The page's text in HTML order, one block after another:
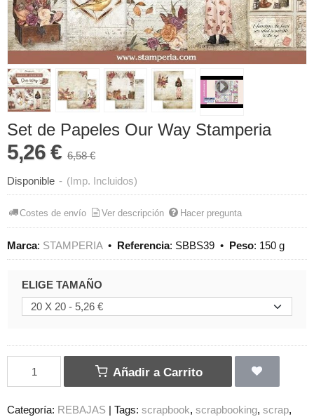
Set de Papeles Our Way Stamperia
5,26 € 6,58 €
Disponible - (Imp. Incluidos)
Costes de envío Ver descripción Hacer pregunta
Marca: STAMPERIA• Referencia: SBBS39 • Peso: 150 g
ELIGE TAMAÑO
Añadir a Carrito
Categoría: REBAJAS | Tags: scrapbook scrapbooking scrap